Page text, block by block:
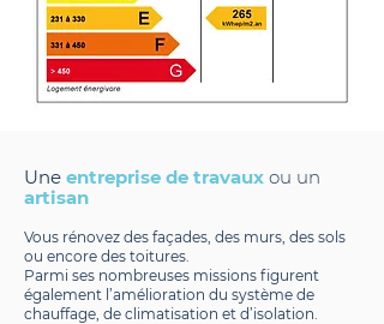
Une entreprise de travaux ou un
artisan
Vous rénovez des façades, des murs, des sols
ou encore des toitures.
Parmi ses nombreuses missions figurent
également l’amélioration du système de
chauffage, de climatisation et d’isolation.